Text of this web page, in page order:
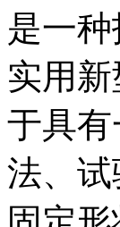
是一
实用
于具
法、